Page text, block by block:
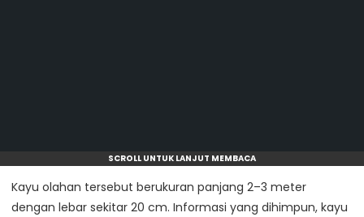
SCROLL UNTUK LANJUT MEMBACA
Kayu olahan tersebut berukuran panjang 2–3 meter
dengan lebar sekitar 20 cm. Informasi yang dihimpun, kayu